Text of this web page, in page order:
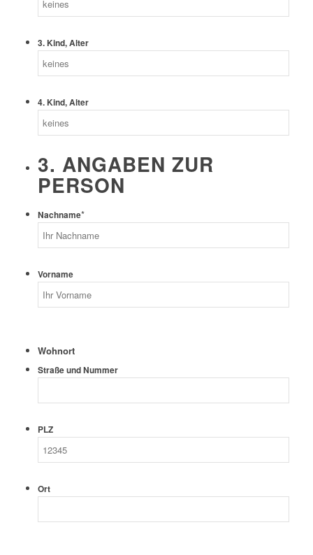
3. Kind, Alter
4. Kind, Alter
3. ANGABEN ZUR
PERSON
Nachname*
Vorname
Wohnort
Straße und Nummer
PLZ
Ort